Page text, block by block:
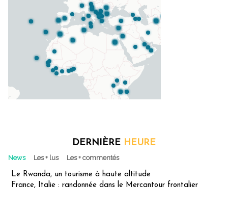
DERNIÈRE HEURE
News Les + lus Les + commentés
Le Rwanda, un tourisme à haute altitude
France, Italie : randonnée dans le Mercantour frontalier